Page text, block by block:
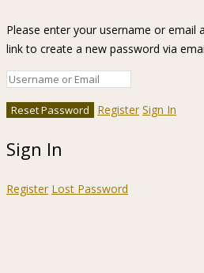
Please enter your username or email
link to create a new password via
Register Sign In
Sign In
Register Lost Password